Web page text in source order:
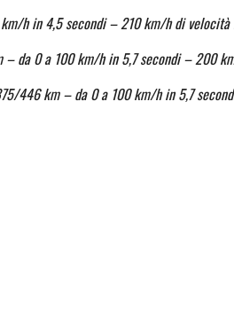
h in 4,5 secondi – 210 km/h di velocità
da 0 a 100 km/h in 5,7 secondi – 200
446 km – da 0 a 100 km/h in 5,7